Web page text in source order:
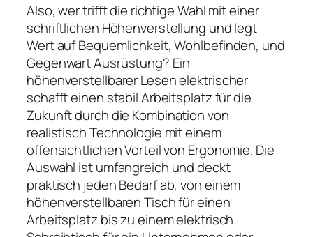
Also, wer trifft die richtige Wahl mit einer
schriftlichen Höhenverstellung und legt
Wert auf Bequemlichkeit, Wohlbefinden, und
Gegenwart Ausrüstung? Ein
höhenverstellbarer Lesen elektrischer
schafft einen stabil Arbeitsplatz für die
Zukunft durch die Kombination von
realistisch Technologie mit einem
offensichtlichen Vorteil von Ergonomie. Die
Auswahl ist umfangreich und deckt
praktisch jeden Bedarf ab, von einem
höhenverstellbaren Tisch für einen
Arbeitsplatz bis zu einem elektrisch